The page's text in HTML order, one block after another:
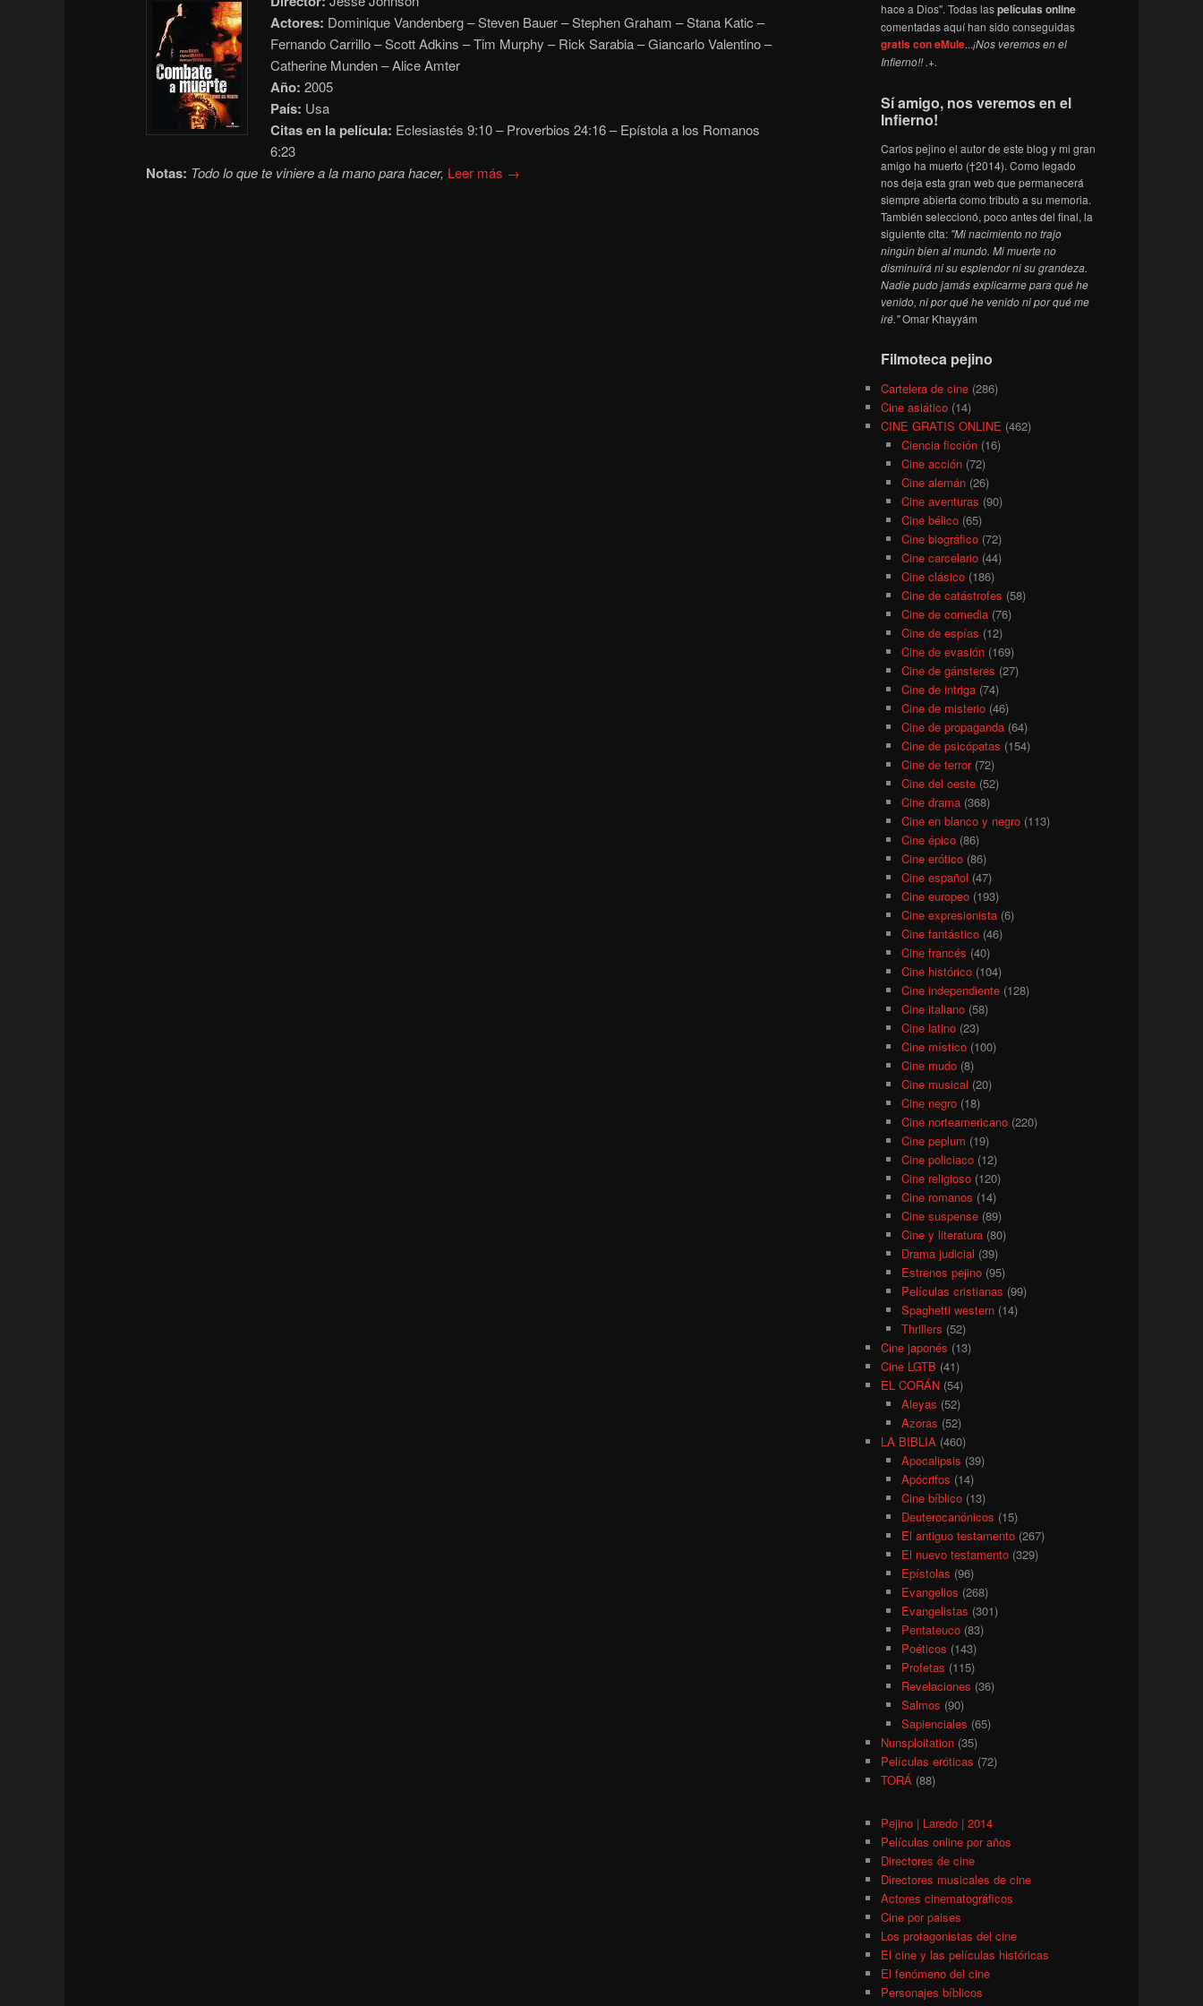
Actores: Dominique Vandenberg – Steven Bauer – Stephen Graham – Stana Katic –
Fernando Carrillo – Scott Adkins – Tim Murphy – Rick Sarabia – Giancarlo Valentino –
Catherine Munden – Alice Amter
Año: 2005
País: Usa
Citas en la película: Eclesiastés 9:10 – Proverbios 24:16 – Epístola a los Romanos
6:23
Notas: Todo lo que te viniere a la mano para hacer, Leer más →
hace a Dios". Todas laspelículas online
comentadas aquí han sido conseguidas
gratis con eMule...¡Nos veremos en el
Infierno!! .+.
Sí amigo, nos veremos en el
Infierno!
Carlos pejino el autor de este blog y mi gran
amigo ha muerto (†2014). Como legado
nos deja esta gran web que permanecerá
siempre abierta como tributo a su memoria.
También seleccionó, poco antes del final, la
siguiente cita: "Mi nacimiento no trajo
ningún bien al mundo. Mi muerte no
disminuirá ni su esplendor ni su grandeza.
Nadie pudo jamás explicarme para qué he
venido, ni por qué he venido ni por qué me
iré."Omar Khayyám
Filmoteca pejino
Cartelera de cine (286)
Cine asiático (14)
CINE GRATIS ONLINE (462)
Ciencia ficción(16)
Cine acción(72)
Cine alemán(26)
Cine aventuras (90)
Cine bélico(65)
Cine biográfico(72)
Cine carcelario(44)
Cine clásico(186)
Cine de catástrofes (58)
Cine de comedia(76)
Cine de espías (12)
Cine de evasión(169)
Cine de gánsteres (27)
Cine de intriga(74)
Cine de misterio(46)
Cine de propaganda(64)
Cine de psicópatas (154)
Cine de terror(72)
Cine del oeste(52)
Cine drama(368)
Cine en blanco y negro(113)
Cine épico(86)
Cine erótico(86)
Cine español (47)
Cine europeo(193)
Cine expresionista(6)
Cine fantástico(46)
Cine francés (40)
Cine histórico(104)
Cine independiente(128)
Cine italiano(58)
Cine latino(23)
Cine místico(100)
Cine mudo(8)
Cine musical (20)
Cine negro(18)
Cine norteamericano(220)
Cine peplum (19)
Cine policiaco(12)
Cine religioso(120)
Cine romanos (14)
Cine suspense(89)
Cine y literatura(80)
Drama judicial (39)
Estrenos pejino(95)
Películas cristianas (99)
Spaghetti western(14)
Thrillers (52)
Cine japonés (13)
Cine LGTB (41)
EL CORÁN (54)
Aleyas (52)
Azoras (52)
LA BIBLIA (460)
Apocalipsis (39)
Apócrifos (14)
Cine bíblico(13)
Deuterocanónicos (15)
El antiguo testamento(267)
El nuevo testamento(329)
Epístolas (96)
Evangelios (268)
Evangelistas (301)
Pentateuco(83)
Poéticos (143)
Profetas (115)
Revelaciones (36)
Salmos (90)
Sapienciales (65)
Nunsploitation (35)
Películas eróticas (72)
TORÁ (88)
Pejino | Laredo | 2014
Películas online por años
Directores de cine
Directores musicales de cine
Actores cinematográficos
Cine por paises
Los protagonistas del cine
El cine y las películas históricas
El fenómeno del cine
Personajes bíblicos